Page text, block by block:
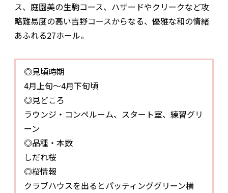
ス、庭園美の生駒コース、ハザードやクリークなど攻
略難易度の高い吉野コースからなる、優雅な和の情緒
あふれる27ホール。
◎見頃時期
4月上旬～4月下旬頃
◎見どころ
ラウンジ・コンペルーム、スタート室、練習グリ
ーン
◎品種・本数
しだれ桜
◎桜情報
クラブハウスを出るとパッティンググリーン横